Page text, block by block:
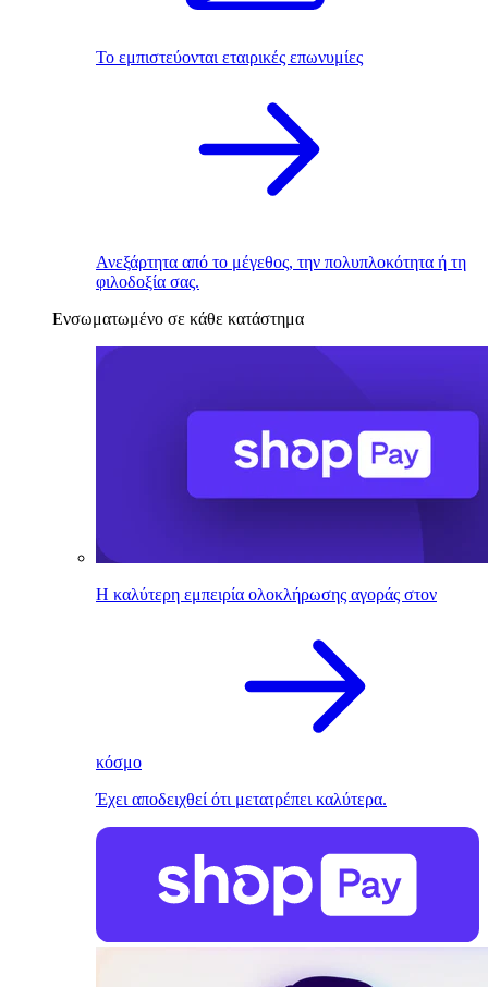
Το εμπιστεύονται εταιρικές επωνυμίες
Ανεξάρτητα από το μέγεθος, την πολυπλοκότητα ή τη
φιλοδοξία σας.
Ενσωματωμένο σε κάθε κατάστημα
Η καλύτερη εμπειρία ολοκλήρωσης αγοράς στον
κόσμο
Έχει αποδειχθεί ότι μετατρέπει καλύτερα.